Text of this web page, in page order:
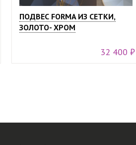
ПОДВЕС FORMA ИЗ СЕТКИ,
ЗОЛОТО- ХРОМ
32 400 ₽